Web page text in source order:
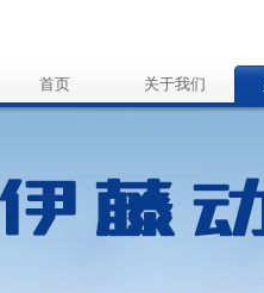
首页 关于我们